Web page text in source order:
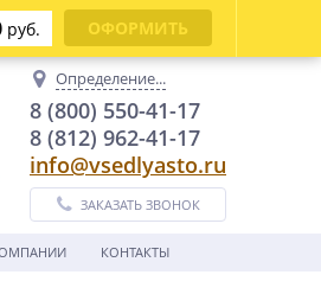
Определение...
8 (800) 550-41-17
8 (812) 962-41-17
info@vsedlyasto.ru
ЗАКАЗАТЬ ЗВОНОК
КОНТАКТЫ
руб. ОФОРМИТЬ